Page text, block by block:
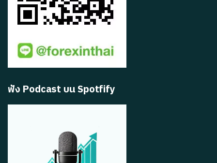
ฟัง Podcast บน Spotfify